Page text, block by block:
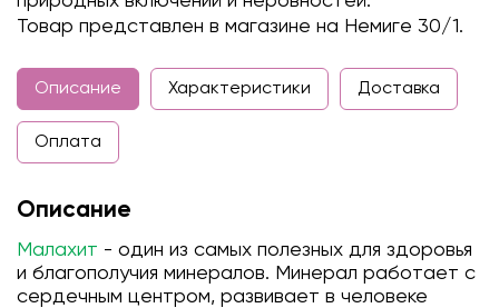
Товар представлен в магазине на Немиге 30/1.
Описание Характеристики Доставка
Оплата
Описание
Малахит - один из самых полезных для здоровья
и благополучия минералов. Минерал работает с
сердечным центром, развивает в человеке